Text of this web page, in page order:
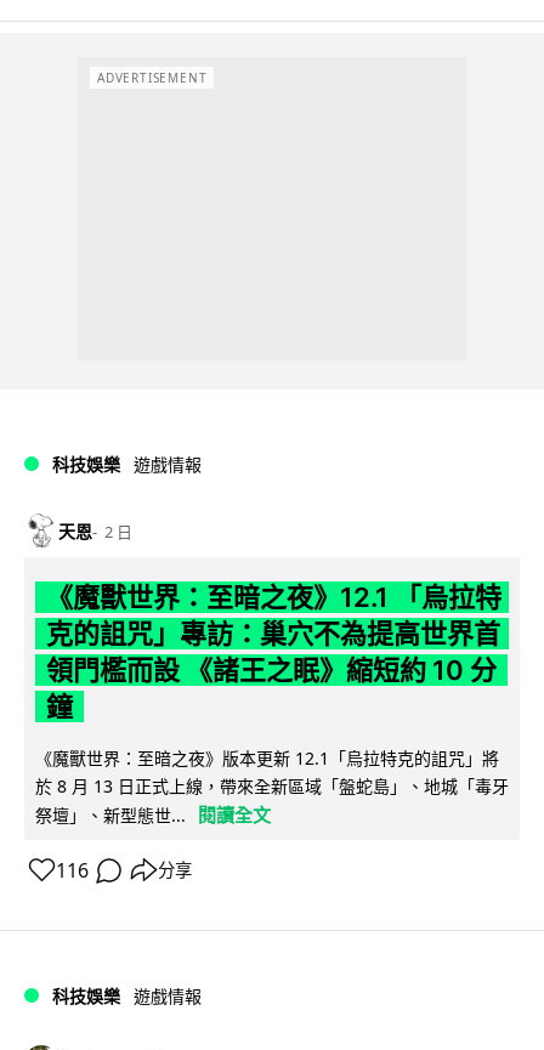
ADVERTISEMENT
科技娛樂 遊戲情報
天恩 2 日
《魔獸世界：至暗之夜》12.1 「烏拉特
克的詛咒」專訪：巢穴不為提高世界首
領門檻而設 《諸王之眠》縮短約 10 分
鐘
《魔獸世界：至暗之夜》版本更新 12.1「烏拉特克的詛咒」將
於 8 月 13 日正式上線，帶來全新區域「盤蛇島」、地城「毒牙
祭壇」、新型態世...
閱讀全文
116 分享
科技娛樂 遊戲情報